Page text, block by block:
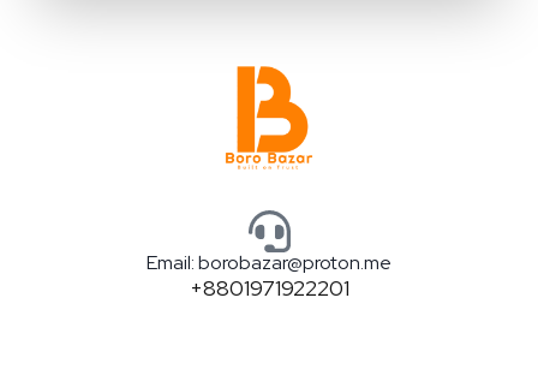
Email: borobazar@proton.me
+8801971922201